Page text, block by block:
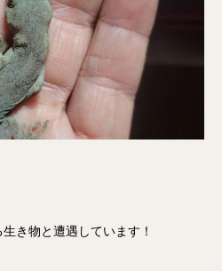
き物と遭遇しています！